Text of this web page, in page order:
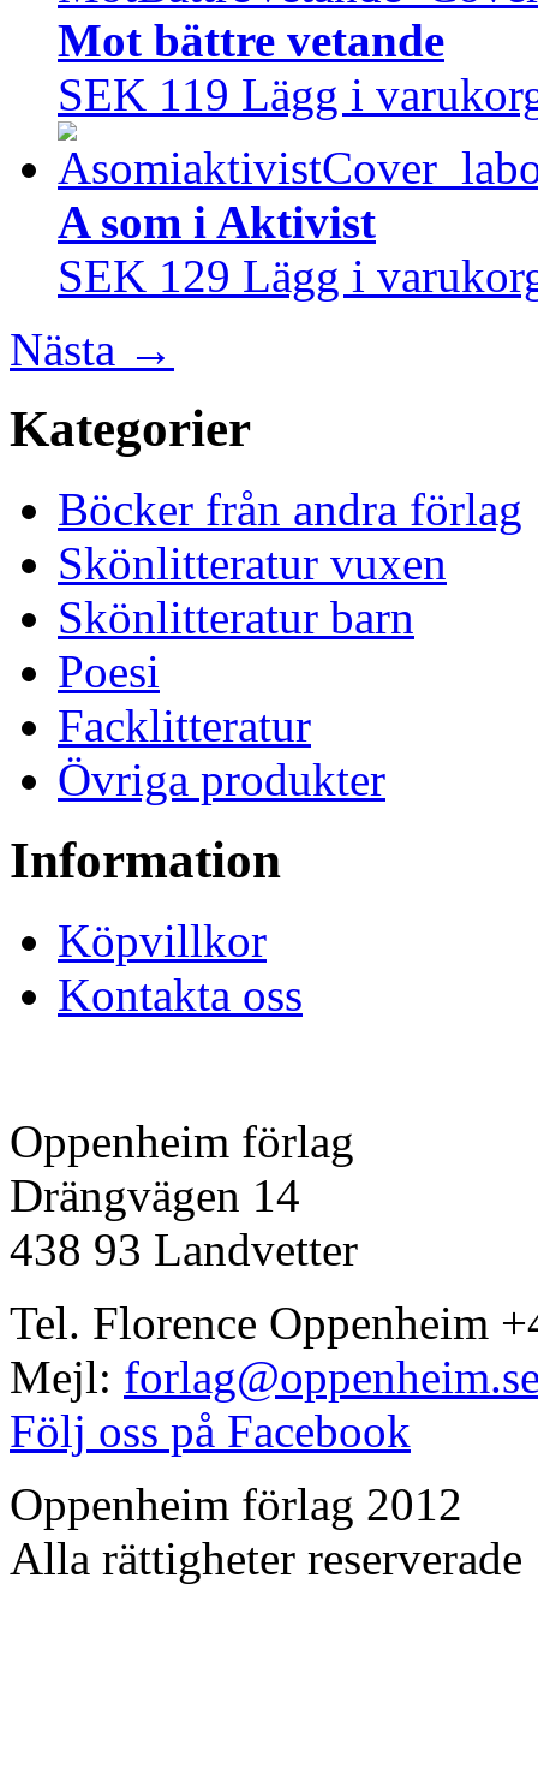
Mot bättre vetande
SEK 119 Lägg i
A som i Aktivist
SEK 129 Lägg i
Nästa →
Kategorier
Böcker från andra förlag
Skönlitteratur vuxen
Skönlitteratur barn
Poesi
Facklitteratur
Övriga produkter
Information
Köpvillkor
Kontakta oss
Oppenheim förlag
Drängvägen 14
438 93 Landvetter
Tel. Florence Oppenheim
Mejl:
Följ oss på Facebook
Oppenheim förlag 2012
Alla rättigheter reserverade